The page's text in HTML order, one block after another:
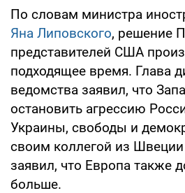
По словам министра
Яна Липовского, решение
представителей США
подходящее время. Глава
ведомства заявил, что
остановить агрессию
Украины, свободы и
своим коллегой из
заявил, что Европа также
больше.